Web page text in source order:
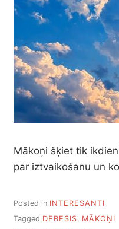
Mākoņi šķiet tik
par iztvaikošanu un
Posted in INTERESANTI
Tagged DEBESIS, MĀKOŅI